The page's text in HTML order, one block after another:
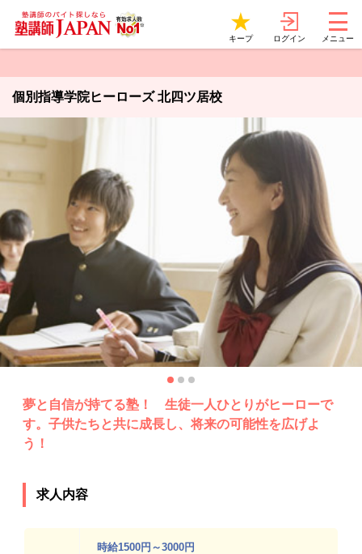
キープ ログイン メニュー
個別指導学院ヒーローズ 北四ツ居校
夢と自信が持てる塾！ 生徒一人ひとりがヒーローで
す。子供たちと共に成長し、将来の可能性を広げよ
う！
求人内容
時給1500円～3000円